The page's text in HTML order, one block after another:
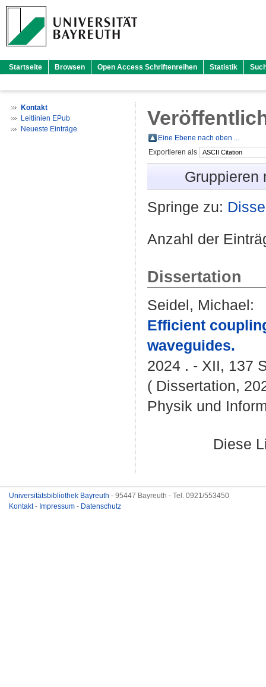
Startseite Browsen Open Access Schriftenreihen Statistik
Kontakt
Leitlinien EPub
Neueste Einträge
Eine Ebene nach oben ...
Exportieren als
Gruppieren
Springe zu:
Anzahl der
Dissertation
Seidel, Michael:
Efficient
waveguides.
2024 . - XII, 137
( Dissertation,
Physik und
Diese
Universitätsbibliothek Bayreuth - 95447 Bayreuth - Tel. 0921/553450
Kontakt- Impressum - Datenschutz